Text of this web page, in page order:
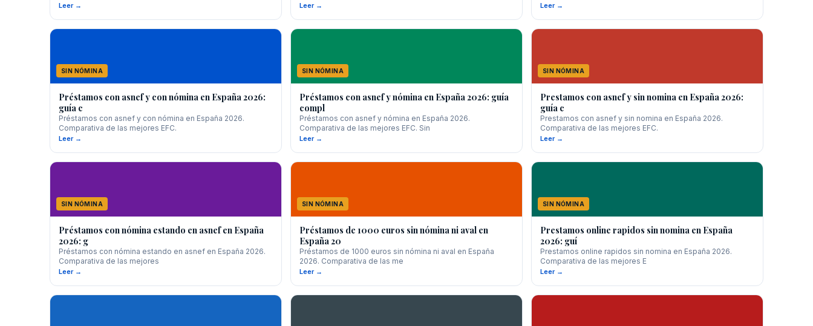
Leer → Leer → Leer →
SIN NÓMINA
Préstamos con asnef y con nómina en España 2026:
guía c
Préstamos con asnef y con nómina en España 2026.
Comparativa de las mejores EFC.
Leer →
SIN NÓMINA
Préstamos con asnef y nómina en España 2026: guía
compl
Préstamos con asnef y nómina en España 2026.
Comparativa de las mejores EFC. Sin
Leer →
SIN NÓMINA
Prestamos con asnef y sin nomina en España 2026:
guía c
Prestamos con asnef y sin nomina en España 2026.
Comparativa de las mejores EFC.
Leer →
SIN NÓMINA
Préstamos con nómina estando en asnef en España
2026: g
Préstamos con nómina estando en asnef en España 2026.
Comparativa de las mejores
Leer →
SIN NÓMINA
Préstamos de 1000 euros sin nómina ni aval en
España 20
Préstamos de 1000 euros sin nómina ni aval en España
2026. Comparativa de las me
Leer →
SIN NÓMINA
Prestamos online rapidos sin nomina en España
2026: guí
Prestamos online rapidos sin nomina en España 2026.
Comparativa de las mejores E
Leer →